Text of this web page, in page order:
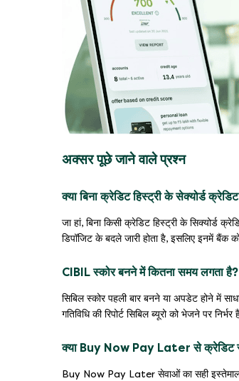
अक्सर पूछे जाने वाले प्रश्न
क्या बिना क्रेडिट हिस्ट्री के सेक्योर्ड
जा हां, बिना किसी क्रेडिट हिस्ट्री के सिक्योर्ड
डिपॉजिट के बदले जारी होता है, इसलिए इनमें बैंक
CIBIL स्कोर बनने में कितना समय लगता है?
सिबिल स्कोर पहली बार बनने या अपडेट होने में
गतिविधि की रिपोर्ट सिबिल ब्यूरो को भेजने पर निर्भर
क्या Buy Now Pay Later से क्रेडिट
Buy Now Pay Later सेवाओं का सही